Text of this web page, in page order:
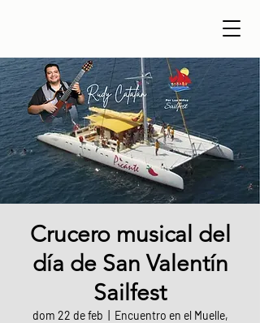
Crucero musical del
día de San Valentín
Sailfest
dom 22 de feb
Encuentro en el Muelle,